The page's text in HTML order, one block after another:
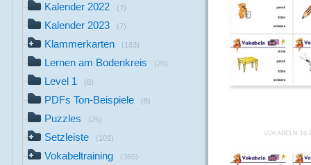
Kalender 2022 (7)
Kalender 2023 (7)
Klammerkarten (183)
Lernen am Bodenkreis (20)
Level 1 (8)
PDFs Ton-Beispiele (8)
Puzzles (25)
Setzleiste (101)
Vokabeltraining (360)
VOKABELN